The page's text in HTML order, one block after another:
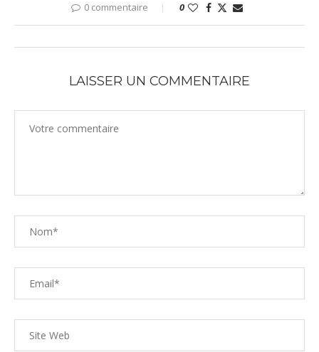
0 commentaire 0
LAISSER UN COMMENTAIRE